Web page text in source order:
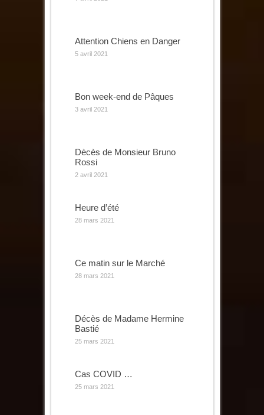
Attention Chiens en Danger
5 avril 2021
Bon week-end de Pâques
3 avril 2021
Dècès de Monsieur Bruno
Rossi
2 avril 2021
Heure d’été
28 mars 2021
Ce matin sur le Marché
28 mars 2021
Décès de Madame Hermine
Bastié
25 mars 2021
Cas COVID …
25 mars 2021